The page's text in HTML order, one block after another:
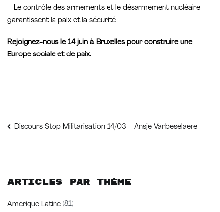
– Le contrôle des armements et le désarmement nucléaire
garantissent la paix et la sécurité
Rejoignez-nous le 14 juin à Bruxelles pour construire une
Europe sociale et de paix.
Navigation
Discours Stop Militarisation 14/03 – Ansje Vanbeselaere
Articles par thème
Amerique Latine (81)